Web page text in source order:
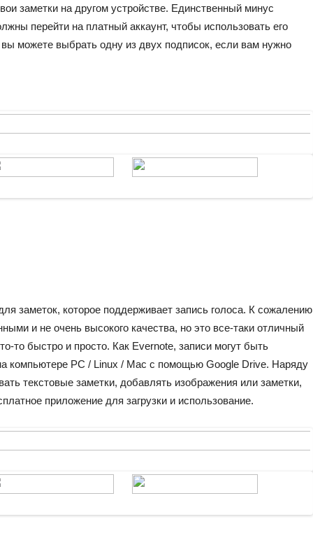
заметки на другом устройстве. Единственный минус
перейти на платный аккаунт, чтобы использовать его
можете выбрать одну из двух подписок, если вам нужно
заметок, которое поддерживает запись голоса. К сожалению
и не очень высокого качества, но это все-таки отличный
то быстро и просто. Как Evernote, записи могут быть
компьютере PC / Linux / Mac с помощью Google Drive. Наряду
текстовые заметки, добавлять изображения или заметки,
приложение для загрузки и использование.